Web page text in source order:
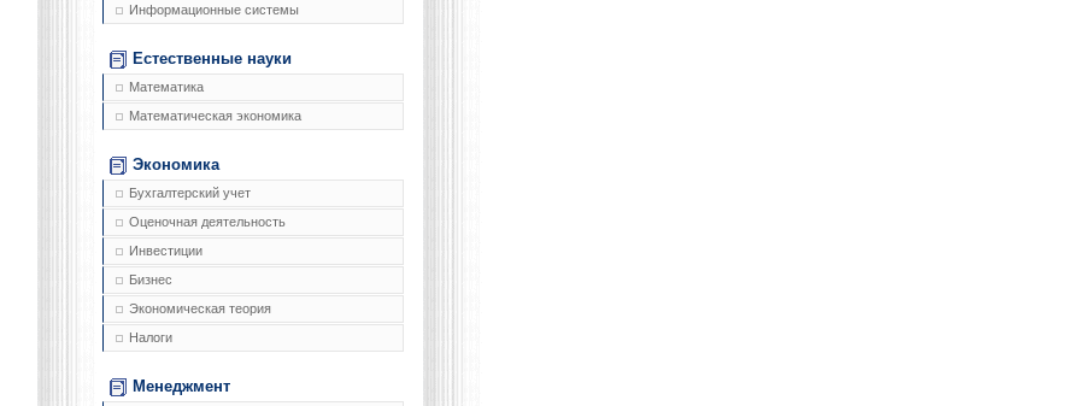
Информационные системы
Естественные науки
Математика
Математическая экономика
Экономика
Бухгалтерский учет
Оценочная деятельность
Инвестиции
Бизнес
Экономическая теория
Налоги
Менеджмент